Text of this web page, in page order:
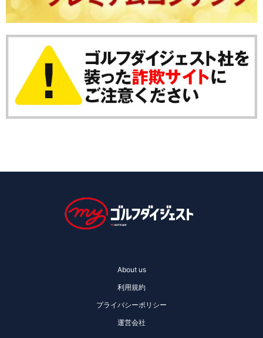
About us
利用規約
プライバシーポリシー
運営会社